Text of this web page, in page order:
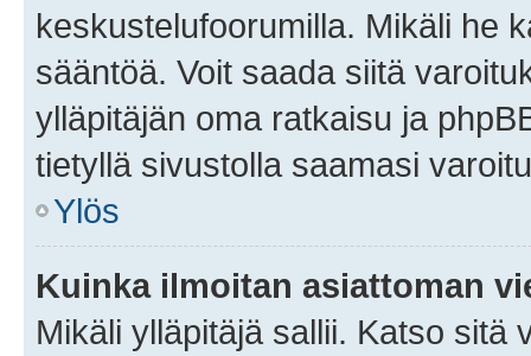
keskustelufoorumilla. Mikäli he
sääntöä. Voit saada siitä
ylläpitäjän oma ratkaisu ja
tietyllä sivustolla saamasi
Ylös
Kuinka ilmoitan asiattoman
Mikäli ylläpitäjä sallii. Katso sitä